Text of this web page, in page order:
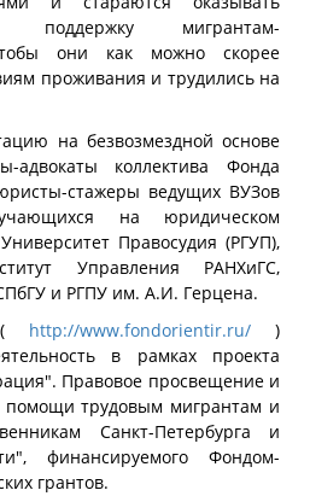
поддержку мигрантам-
они как можно скорее
проживания и трудились на
на безвозмездной основе
адвокаты коллектива Фонда
стажеры ведущих ВУЗов
на юридическом
Правосудия (РГУП),
Управления РАНХиГС,
и РГПУ им. А.И. Герцена.
( http://www.fondorientir.ru/)
в рамках проекта
Правовое просвещение и
помощи трудовым мигрантам и
Санкт-Петербурга и
финансируемого Фондом-
грантов.